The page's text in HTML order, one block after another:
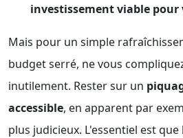
investissement viable
Mais pour un simple
budget serré, ne vous
inutilement. Rester sur un
accessible, en apparent par
plus judicieux. L'essentiel est